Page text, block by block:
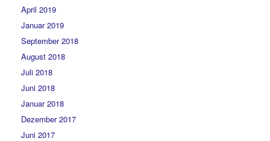
April 2019
Januar 2019
September 2018
August 2018
Juli 2018
Juni 2018
Januar 2018
Dezember 2017
Juni 2017